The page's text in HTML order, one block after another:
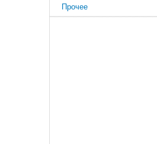
Прочее